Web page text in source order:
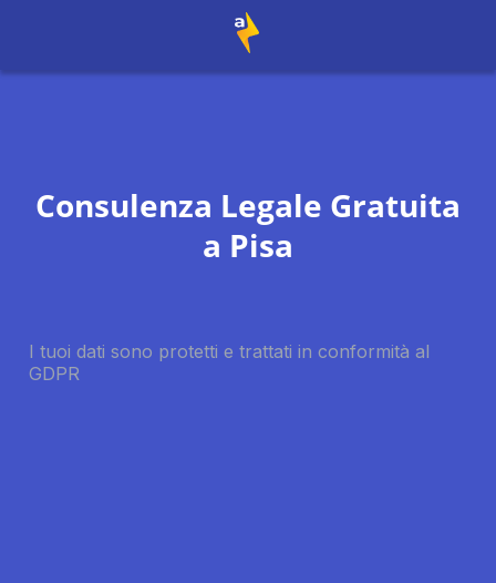
Consulenza Legale Gratuita
a Pisa